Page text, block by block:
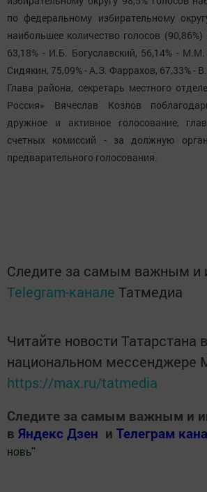
по федеральному избирательному
наибольшее количество голосов
63,18% - И.Б. Богуславский, 56,14% - М.М.
Сидякин, 75,09% - А.З. Фаррахов, 67,33% -
Глава района, секретарь местного
Россия» Вячеслав Козлов
дружное и активное голосование,
счетных комиссий - за должную
предварительного голосования.
Следите за самым важным и
Telegram-канале Татмедиа
Читайте новости Татарстана в
национальном мессенджере
https://max.ru/tatmedia
Следите за самым важным и
в Яндекс Дзен и Телеграм
новь"